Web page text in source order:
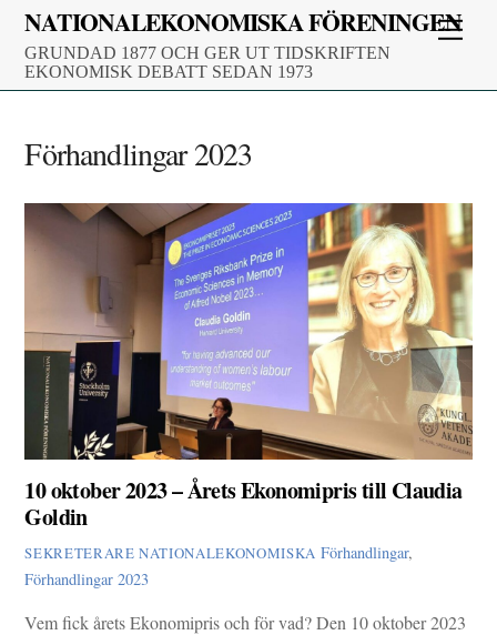
Skip
content
NATIONALEKONOMISKA FÖRENINGEN
GRUNDAD 1877 OCH GER UT TIDSKRIFTEN
EKONOMISK DEBATT SEDAN 1973
Förhandlingar 2023
10 oktober 2023 – Årets Ekonomipris till Claudia
Goldin
SEKRETERARE NATIONALEKONOMISKA Förhandlingar,
Förhandlingar 2023
Vem fick årets Ekonomipris och för vad? Den 10 oktober 2023